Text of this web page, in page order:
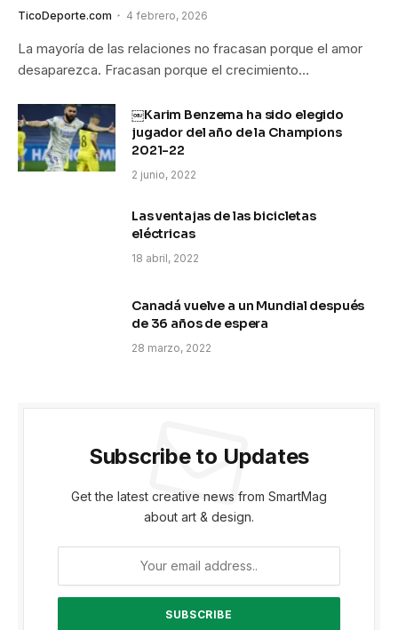
TicoDeporte.com 4 febrero, 2026
La mayoría de las relaciones no fracasan porque el amor
desaparezca. Fracasan porque el crecimiento…
￼Karim Benzema ha sido elegido
jugador del año de la Champions
2021-22
2 junio, 2022
Las ventajas de las bicicletas
eléctricas
18 abril, 2022
Canadá vuelve a un Mundial después
de 36 años de espera
28 marzo, 2022
Subscribe to Updates
Get the latest creative news from SmartMag
about art & design.